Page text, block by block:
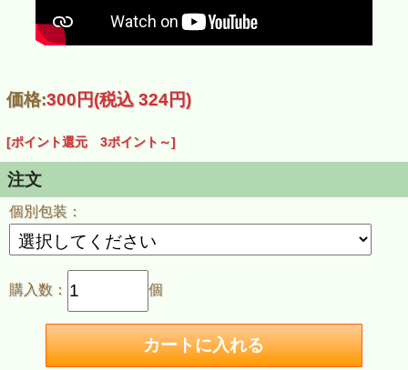
伝統の甘さ控えめ阿波もろみ
かやくに茄子を使っています。
朝粥のおともに、またもろきゅうにちりめんにどうぞ。
原材料名
麦・大豆（遺伝子組み換えでない）・水あめ・砂糖・食塩・
茄子・酒精
価格:300円(税込 324円)
[ポイント還元 3ポイント～]
注文
個別包装：
購入数： 個